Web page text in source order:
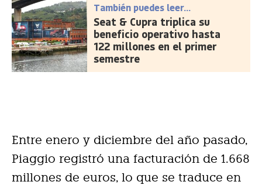
También puedes leer...
Seat & Cupra triplica su
beneficio operativo hasta
122 millones en el primer
semestre
Entre enero y diciembre del año pasado,
Piaggio registró una facturación de 1.668
millones de euros, lo que se traduce en